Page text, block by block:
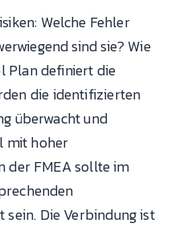
Welche Fehler
sind sie? Wie
Plan definiert die
die identifizierten
überwacht und
mit hoher
der FMEA sollte im
Die Verbindung ist